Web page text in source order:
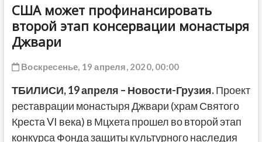
США может профинансировать
второй этап консервации монастыря
Джвари
Воскресенье, 19 апреля, 2020, 00:00
ТБИЛИСИ, 19 апреля – Новости-Грузия.Проект
реставрации монастыря Джвари (храм Святого
Креста VI века) в Мцхета прошел во второй этап
конкурса Фонда защиты культурного наследия